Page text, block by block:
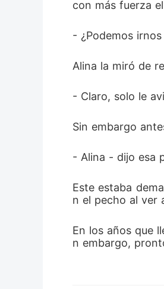
con más fuerza
- ¿Podemos
Alina la miró de
- Claro, solo le
Sin embargo
- Alina - dijo esa
Este estaba
n el pecho al ver
En los años que
n embargo,